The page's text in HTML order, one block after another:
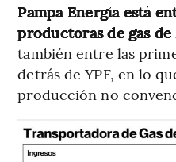
Pampa Energía está
productoras de gas
también entre las
detrás de YPF, en lo
producción no